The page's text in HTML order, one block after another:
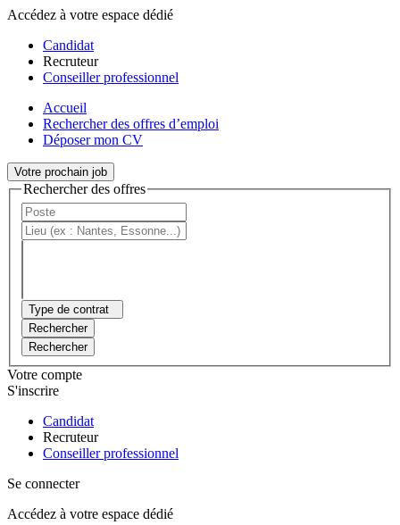
Accédez à votre espace dédié
Candidat
Recruteur
Conseiller professionnel
Accueil
Rechercher des offres d’emploi
Déposer mon CV
Votre prochain job
Rechercher des offres
Type de contrat
Rechercher
Rechercher
Votre compte
S'inscrire
Candidat
Recruteur
Conseiller professionnel
Se connecter
Accédez à votre espace dédié